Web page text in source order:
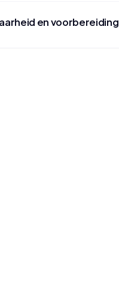
en voorbereiding